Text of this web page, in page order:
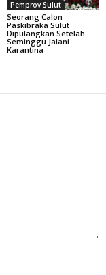
Pemprov Sulut
Seorang Calon
Paskibraka Sulut
Dipulangkan Setelah
Seminggu Jalani
Karantina